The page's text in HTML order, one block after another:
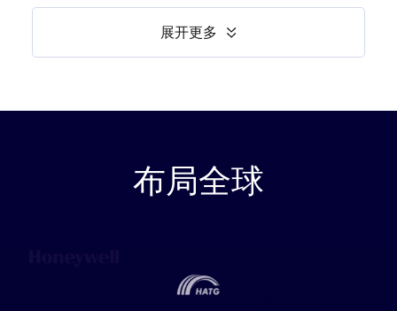
展开更多
布局全球